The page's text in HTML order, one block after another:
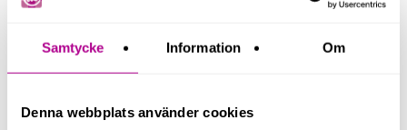
Samtycke Information Om
Denna webbplats använder cookies
Genom att kryssa i rutan godkänner du att vi lagrar